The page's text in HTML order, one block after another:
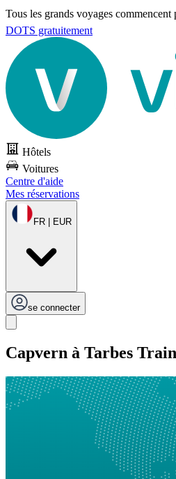
Tous les grands voyages commencent
DOTS gratuitement
Hôtels
Voitures
Centre d'aide
Mes réservations
FR | EUR
se connecter
Capvern à Tarbes Train